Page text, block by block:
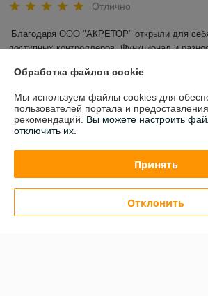
Отлично
Благодаря ООО "АКРЕТОР" открыли для
доступных контроллеров. Функционал и
Показать все отзывы
О нас
Контакты
Доставка и оплата
Обработка файлов cookie
Мы используем файлы cookies для
пользователей портала и
рекомендаций. Вы можете настроить
отключить их.
Принять
Отклонить